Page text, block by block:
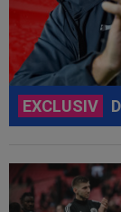
EXCLUSIV